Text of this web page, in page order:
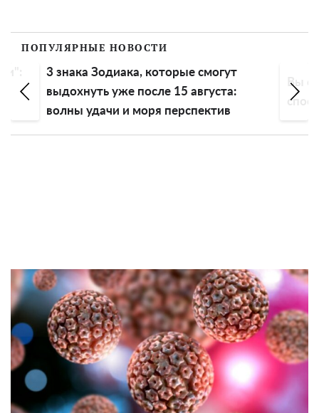
ПОПУЛЯРНЫЕ НОВОСТИ
3 знака Зодиака, которые смогут
выдохнуть уже после 15 августа:
волны удачи и моря перспектив
Вы